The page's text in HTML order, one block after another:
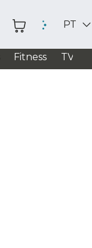
PT
Fitness TV /